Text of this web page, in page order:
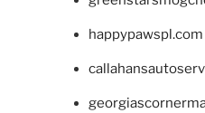
happypawspl.com